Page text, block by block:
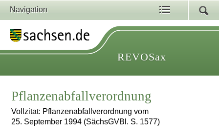
Navigation
REVOSax
Pflanzenabfallverordnung
Vollzitat: Pflanzenabfallverordnung vom
25. September 1994 (SächsGVBl. S. 1577)